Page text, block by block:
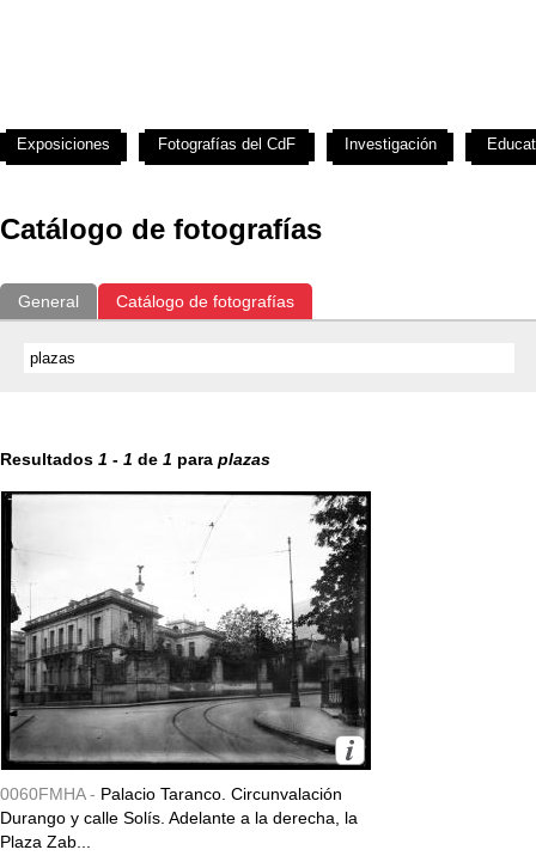
Catálogo de fotografías
General Catálogo de fotografías
Resultados 1 - 1 de 1 para plazas
0060FMHA - Palacio Taranco. Circunvalación
Durango y calle Solís. Adelante a la derecha, la
Plaza Zab...
Exposiciones Fotografías del CdF Investigación